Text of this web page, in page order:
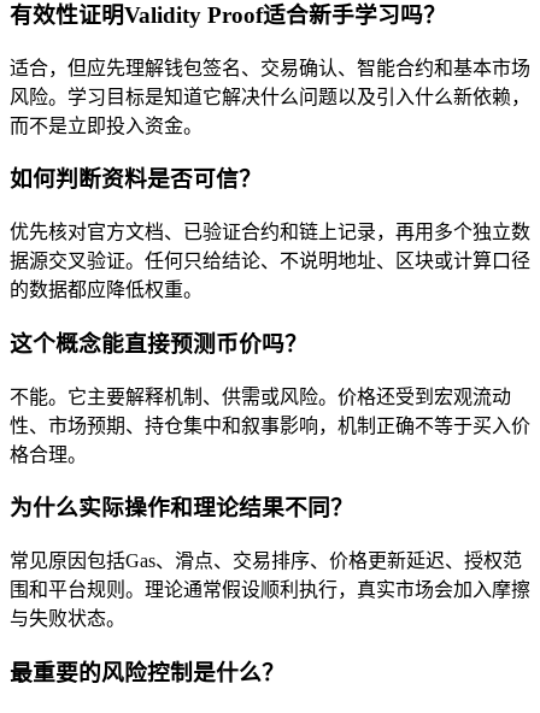
有效性证明Validity Proof适合新手学习吗？
适合，但应先理解钱包签名、交易确认、智能合约和基本市场
风险。学习目标是知道它解决什么问题以及引入什么新依赖，
而不是立即投入资金。
如何判断资料是否可信？
优先核对官方文档、已验证合约和链上记录，再用多个独立数
据源交叉验证。任何只给结论、不说明地址、区块或计算口径
的数据都应降低权重。
这个概念能直接预测币价吗？
不能。它主要解释机制、供需或风险。价格还受到宏观流动
性、市场预期、持仓集中和叙事影响，机制正确不等于买入价
格合理。
为什么实际操作和理论结果不同？
常见原因包括Gas、滑点、交易排序、价格更新延迟、授权范
围和平台规则。理论通常假设顺利执行，真实市场会加入摩擦
与失败状态。
最重要的风险控制是什么？